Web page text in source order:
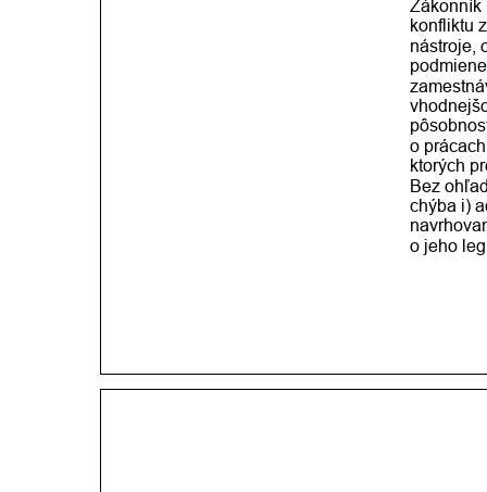
Zákonník
konfliktu
nástroje,
o
ktorých
Bez
chýba i)
o jeho